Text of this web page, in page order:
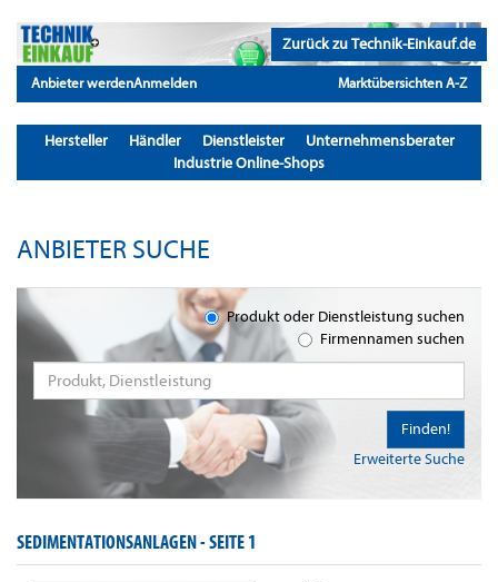
Zurück zu Technik-Einkauf.de
Anbieter werdenAnmelden Marktübersichten A-Z
Hersteller Händler Dienstleister
Unternehmensberater
Industrie Online-Shops
ANBIETER SUCHE
Produkt oder Dienstleistung suchen
Firmennamen suchen
Erweiterte Suche
Finden!
SEDIMENTATIONSANLAGEN -SEITE 1